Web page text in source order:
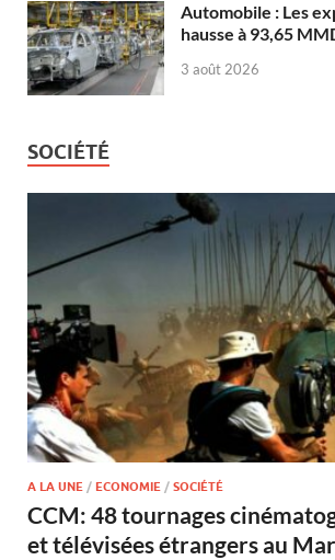
Automobile : Les
hausse à 93,65
3 août 2026
SOCIÉTÉ
A LA UNE / ECONOMIE / SOCIÉTÉ
CCM: 48 tournages
et télévisées étrangers au